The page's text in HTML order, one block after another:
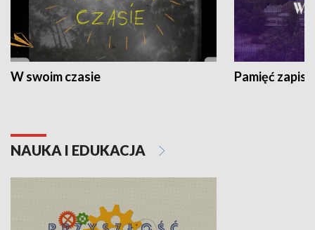
W swoim czasie Pamięć
NAUKA I EDUKACJA